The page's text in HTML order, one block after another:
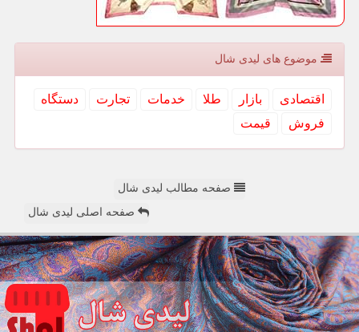
موضوع های لیدی شال
اقتصادی بازار طلا خدمات تجارت
دستگاه
فروش
قیمت
صفحه مطالب لیدی شال
صفحه اصلی لیدی شال